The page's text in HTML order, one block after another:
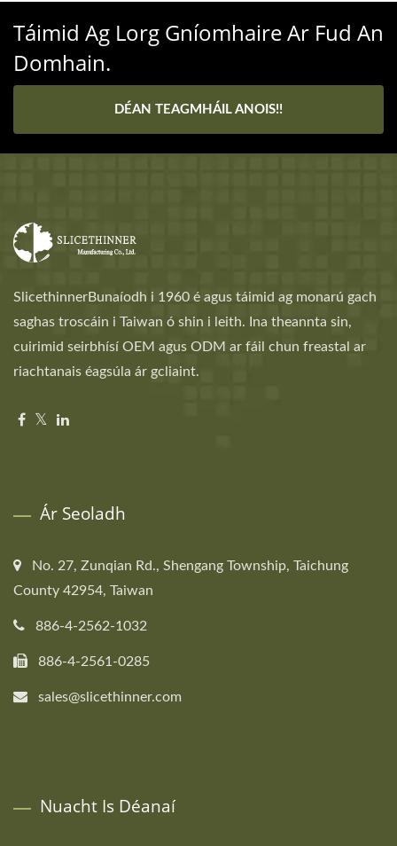
Táimid Ag Lorg Gníomhaire Ar Fud An
Domhain.
DÉAN TEAGMHÁIL ANOIS!!
SlicethinnerBunaíodh i 1960 é agus táimid ag monarú gach
saghas troscáin i Taiwan ó shin i leith. Ina theannta sin,
cuirimid seirbhísí OEM agus ODM ar fáil chun freastal ar
riachtanais éagsúla ár gcliaint.
Ár Seoladh
No. 27, Zunqian Rd., Shengang Township, Taichung
County 42954, Taiwan
886-4-2562-1032
886-4-2561-0285
sales@slicethinner.com
Nuacht Is Déanaí